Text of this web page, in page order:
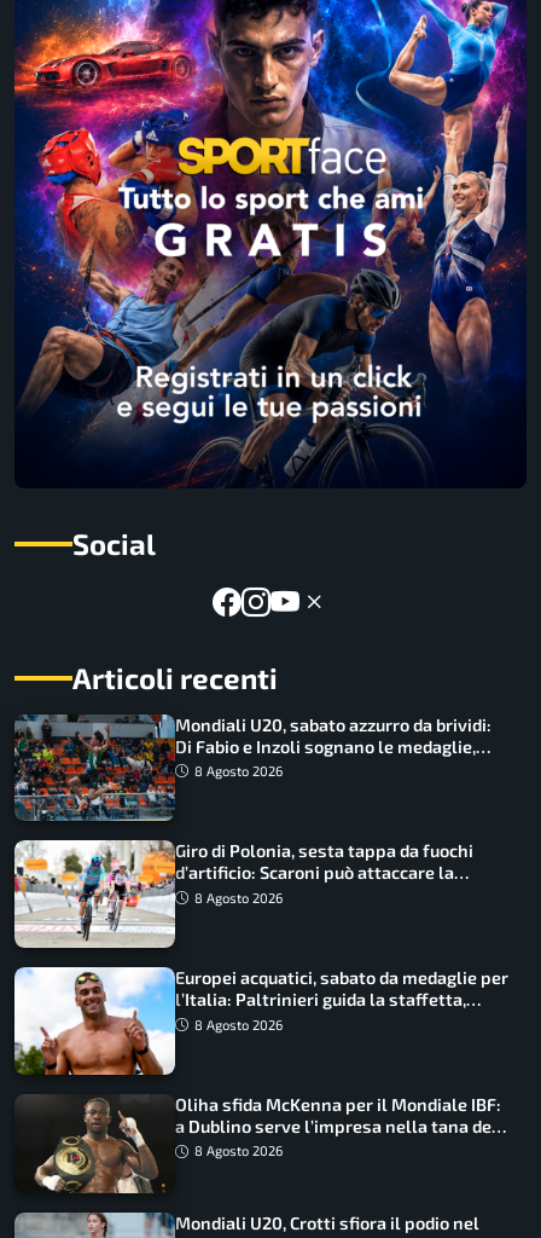
Social
Articoli recenti
Mondiali U20, sabato azzurro da brividi:
Di Fabio e Inzoli sognano le medaglie,
Castellani e Succo in finale
8 Agosto 2026
Giro di Polonia, sesta tappa da fuochi
d’artificio: Scaroni può attaccare la
maglia di Lemmen
8 Agosto 2026
Europei acquatici, sabato da medaglie per
l’Italia: Paltrinieri guida la staffetta,
Barnabà sogna l’oro dalle grandi altezze
8 Agosto 2026
Oliha sfida McKenna per il Mondiale IBF:
a Dublino serve l’impresa nella tana del
lupo8 Agosto 2026
Mondiali U20, Crotti sfiora il podio nel